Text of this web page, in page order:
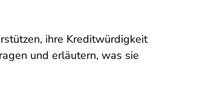
ihre Kreditwürdigkeit
und erläutern, was sie